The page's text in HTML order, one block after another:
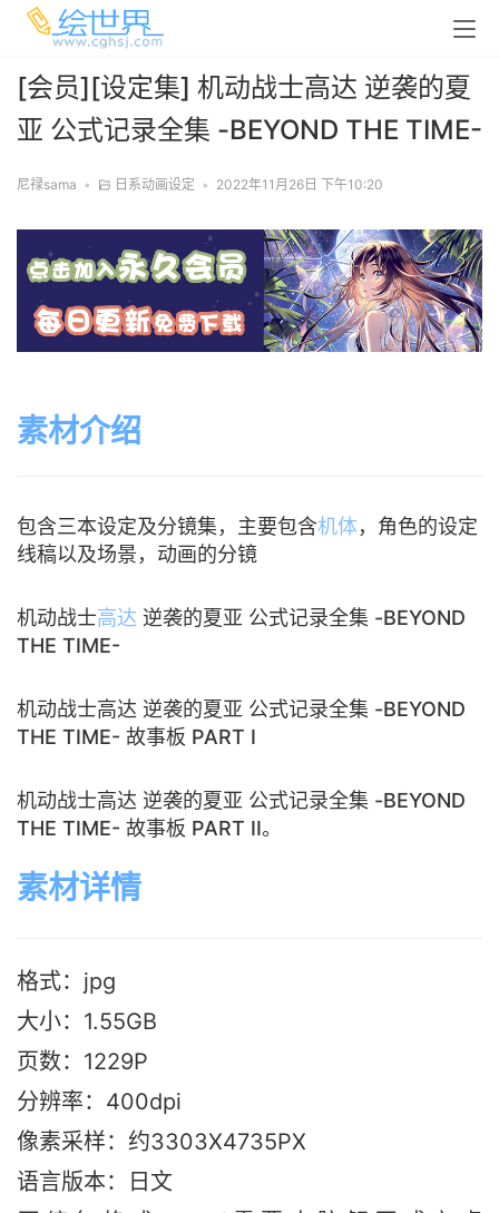
[会员][设定集] 机动战士高达 逆袭的夏
亚 公式记录全集 -BEYOND THE TIME-
尼禄sama • 日系动画设定 • 2022年11月26日 下午10:20
素材介绍
包含三本设定及分镜集，主要包含机体，角色的设定
线稿以及场景，动画的分镜
机动战士高达 逆袭的夏亚 公式记录全集 -BEYOND
THE TIME-
机动战士高达 逆袭的夏亚 公式记录全集 -BEYOND
THE TIME- 故事板 PART I
机动战士高达 逆袭的夏亚 公式记录全集 -BEYOND
THE TIME- 故事板 PART II。
素材详情
格式：jpg
大小：1.55GB
页数：1229P
分辨率：400dpi
像素采样：约3303X4735PX
语言版本：日文